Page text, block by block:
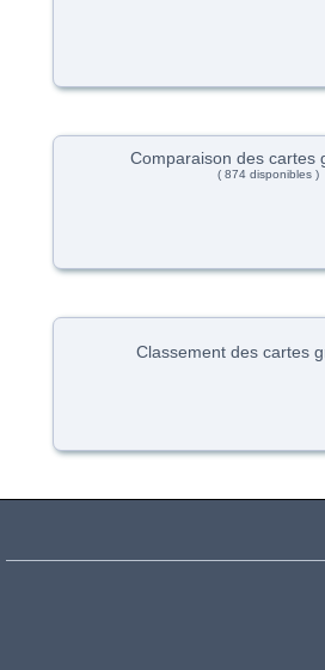
Comparaison des cartes
( 874 disponibles )
Classement des cartes